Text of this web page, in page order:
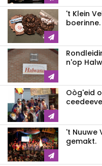
't Klein
boerinne.
n'op
Oòg'eid
't Nuuwe
gemakt.